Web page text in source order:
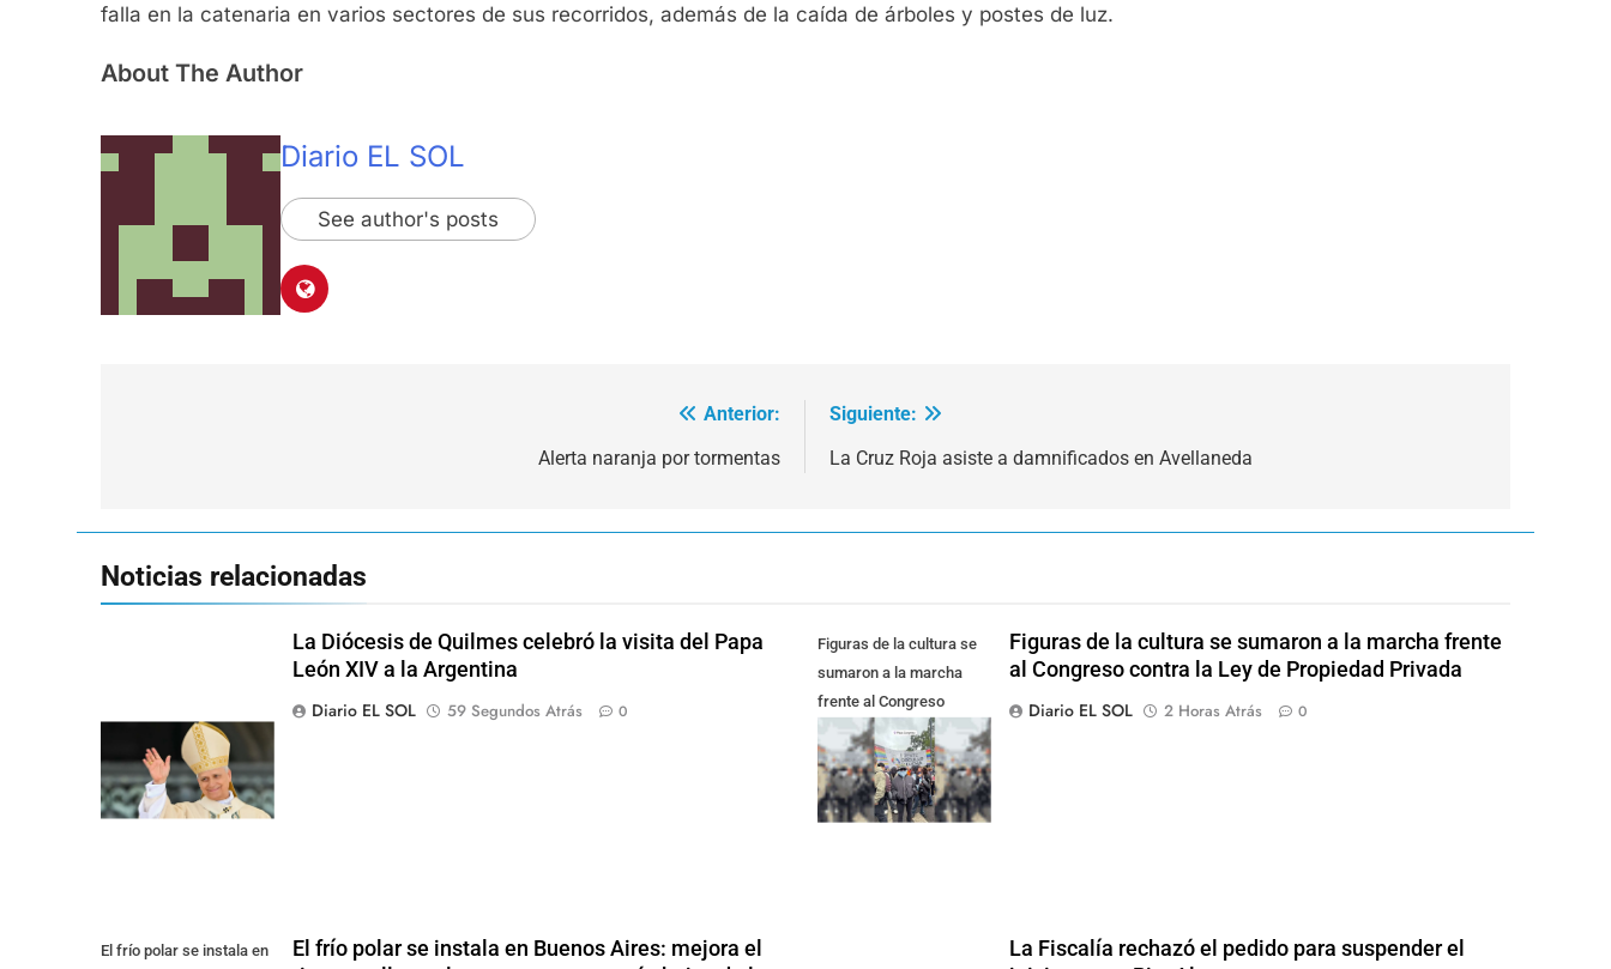
falla en la catenaria en varios sectores de sus recorridos, además de la caída de árboles y postes de luz.
About The Author
Diario EL SOL
See author's posts
Anterior:
Alerta naranja por tormentas
Siguiente:
La Cruz Roja asiste a damnificados en Avellaneda
Noticias relacionadas
La Diócesis de Quilmes celebró la visita del Papa
León XIV a la Argentina
Diario EL SOL
59 Segundos Atrás 0
Figuras de la cultura se
sumaron a la marcha
frente al Congreso
contra la Ley de
Propiedad Privada
Figuras de la cultura se sumaron a la marcha frente
al Congreso contra la Ley de Propiedad Privada
Diario EL SOL
2 Horas Atrás 0
El frío polar se instala en
El frío polar se instala en Buenos Aires: mejora el
La Fiscalía rechazó el pedido para suspender el